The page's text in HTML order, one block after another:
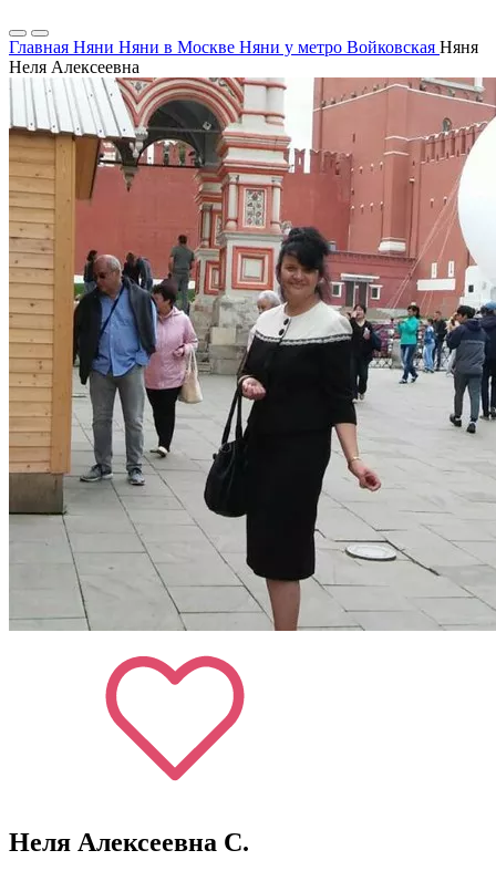
Главная Няни Няни в Москве Няни у метро Войковская Няня
Неля Алексеевна
Неля Алексеевна С.